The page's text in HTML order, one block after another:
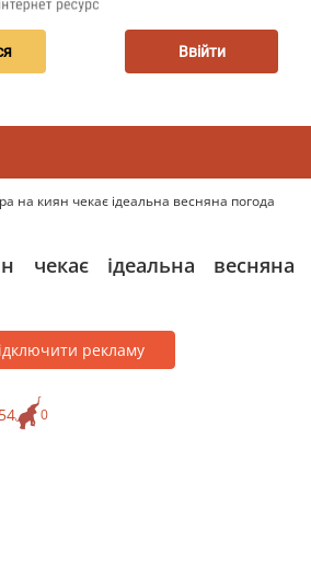
Ввійти
на киян чекає ідеальна весняна погода
чекає ідеальна весняна
рекламу
0